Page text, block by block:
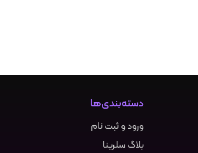
دسته‌بندی‌ها
ورود و ثبت نام
بلاگ سلرینا